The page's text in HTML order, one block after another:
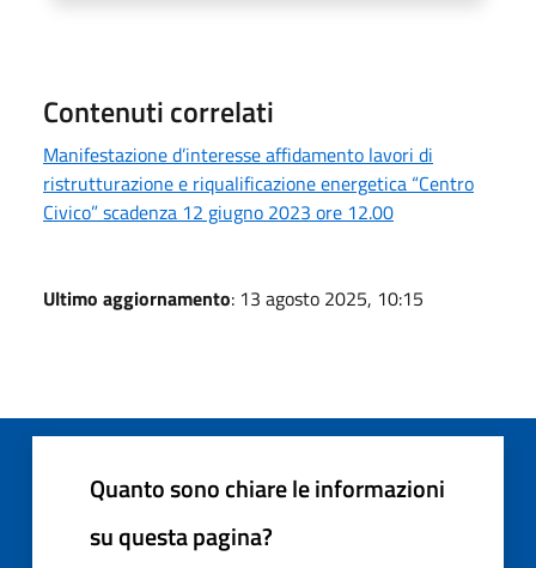
Contenuti correlati
Manifestazione d’interesse affidamento lavori di
ristrutturazione e riqualificazione energetica “Centro
Civico” scadenza 12 giugno 2023 ore 12.00
Ultimo aggiornamento: 13 agosto 2025, 10:15
Quanto sono chiare le informazioni
su questa pagina?